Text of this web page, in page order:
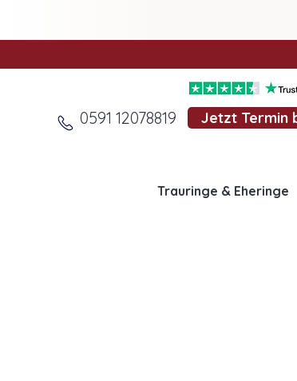
0591 12078819 Jetzt Termin
Trauringe & Eheringe